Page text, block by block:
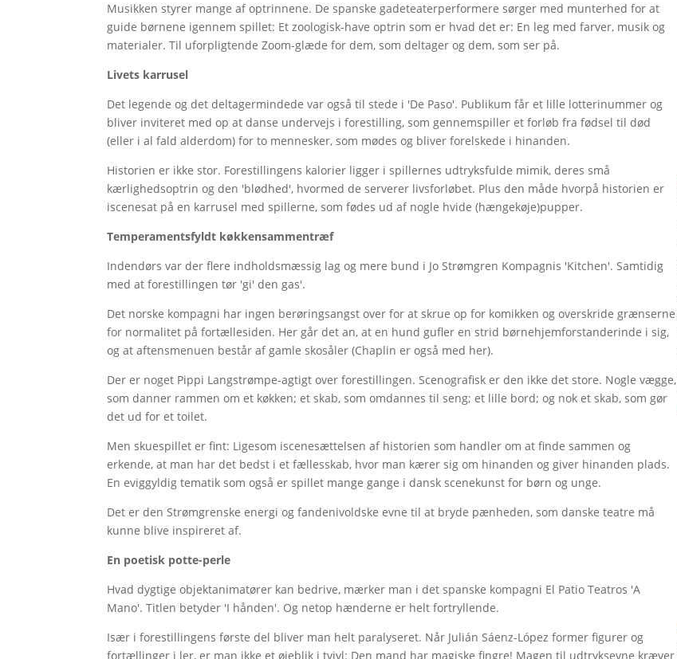
Musikken styrer mange af optrinnene. De spanske gadeteaterperformere sørger med munterhed for at
guide børnene igennem spillet: Et zoologisk-have optrin som er hvad det er: En leg med farver, musik og
materialer. Til uforpligtende Zoom-glæde for dem, som deltager og dem, som ser på.
Livets karrusel
Det legende og det deltagermindede var også til stede i 'De Paso'. Publikum får et lille lotterinummer og
bliver inviteret med op at danse undervejs i forestilling, som gennemspiller et forløb fra fødsel til død
(eller i al fald alderdom) for to mennesker, som mødes og bliver forelskede i hinanden.
Historien er ikke stor. Forestillingens kalorier ligger i spillernes udtryksfulde mimik, deres små
kærlighedsoptrin og den 'blødhed', hvormed de serverer livsforløbet. Plus den måde hvorpå historien er
iscenesat på en karrusel med spillerne, som fødes ud af nogle hvide (hængekøje)pupper.
Temperamentsfyldt køkkensammentræf
Indendørs var der flere indholdsmæssig lag og mere bund i Jo Strømgren Kompagnis 'Kitchen'. Samtidig
med at forestillingen tør 'gi' den gas'.
Det norske kompagni har ingen berøringsangst over for at skrue op for komikken og overskride grænserne
for normalitet på fortællesiden. Her går det an, at en hund gufler en strid børnehjemforstanderinde i sig,
og at aftensmenuen består af gamle skosåler (Chaplin er også med her).
Der er noget Pippi Langstrømpe-agtigt over forestillingen. Scenografisk er den ikke det store. Nogle vægge,
som danner rammen om et køkken; et skab, som omdannes til seng; et lille bord; og nok et skab, som gør
det ud for et toilet.
Men skuespillet er fint: Ligesom iscenesættelsen af historien som handler om at finde sammen og
erkende, at man har det bedst i et fællesskab, hvor man kærer sig om hinanden og giver hinanden plads.
En eviggyldig tematik som også er spillet mange gange i dansk scenekunst for børn og unge.
Det er den Strømgrenske energi og fandenivoldske evne til at bryde pænheden, som danske teatre må
kunne blive inspireret af.
En poetisk potte-perle
Hvad dygtige objektanimatører kan bedrive, mærker man i det spanske kompagni El Patio Teatros 'A
Mano'. Titlen betyder 'I hånden'. Og netop hænderne er helt fortryllende.
Især i forestillingens første del bliver man helt paralyseret. Når Julián Sáenz-López former figurer og
fortællinger i ler, er man ikke et øjeblik i tvivl: Den mand har magiske fingre! Magen til udtryksevne kræver